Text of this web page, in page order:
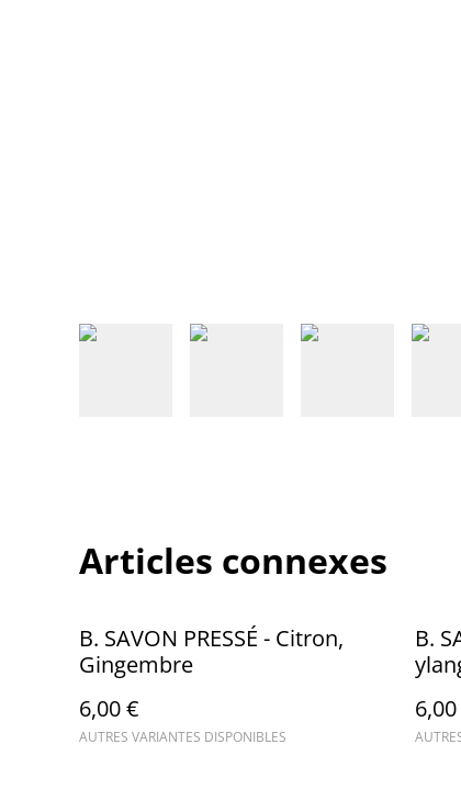
Articles connexes
B. SAVON PRESSÉ - Citron,
Gingembre
6,00 €
AUTRES VARIANTES DISPONIBLES
B.